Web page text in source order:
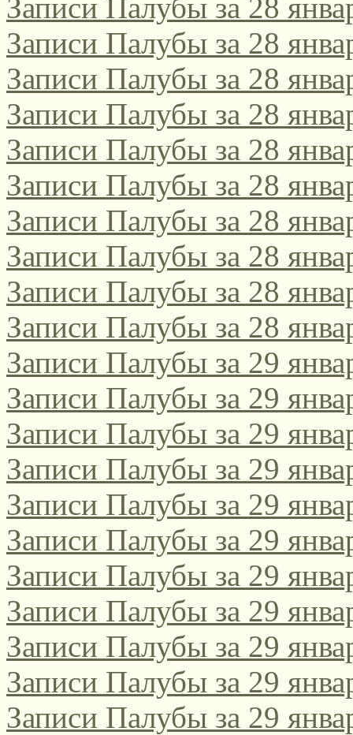
Записи Палубы за 28
Записи Палубы за 28
Записи Палубы за 28
Записи Палубы за 28
Записи Палубы за 28
Записи Палубы за 28
Записи Палубы за 28
Записи Палубы за 28
Записи Палубы за 28
Записи Палубы за 28
Записи Палубы за 29
Записи Палубы за 29
Записи Палубы за 29
Записи Палубы за 29
Записи Палубы за 29
Записи Палубы за 29
Записи Палубы за 29
Записи Палубы за 29
Записи Палубы за 29
Записи Палубы за 29
Записи Палубы за 29